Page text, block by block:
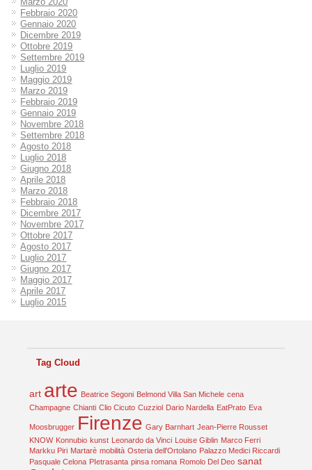
Febbraio 2020
Gennaio 2020
Dicembre 2019
Ottobre 2019
Settembre 2019
Luglio 2019
Maggio 2019
Marzo 2019
Febbraio 2019
Gennaio 2019
Novembre 2018
Settembre 2018
Agosto 2018
Luglio 2018
Giugno 2018
Aprile 2018
Marzo 2018
Febbraio 2018
Dicembre 2017
Novembre 2017
Ottobre 2017
Agosto 2017
Luglio 2017
Giugno 2017
Maggio 2017
Aprile 2017
Luglio 2015
Tag Cloud
art arte Beatrice Segoni Belmond Villa San Michele cena
Champagne Chianti Clio Cicuto Cuzziol Dario Nardella EatPrato Eva
Moosbrugger Firenze Gary Barnhart Jean-Pierre Rousset
KNOW Konnubio kunst Leonardo da Vinci Louise Giblin Marco Ferri
Markku Piri Martarè mobilità Osteria dell'Ortolano Palazzo Medici Riccardi
Pasquale Celona PIetrasanta pinsa romana Romolo Del Deo sanat